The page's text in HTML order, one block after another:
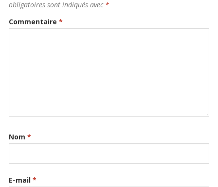
obligatoires sont indiqués avec *
Commentaire *
Nom *
E-mail *